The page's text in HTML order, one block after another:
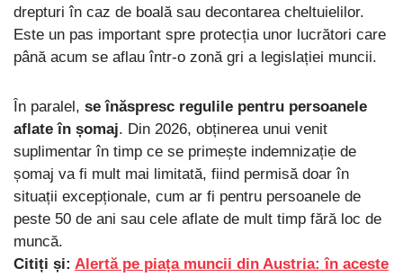
drepturi în caz de boală sau decontarea cheltuielilor.
Este un pas important spre protecția unor lucrători care
până acum se aflau într-o zonă gri a legislației muncii.
În paralel, se înăspresc regulile pentru persoanele
aflate în șomaj. Din 2026, obținerea unui venit
suplimentar în timp ce se primește indemnizație de
șomaj va fi mult mai limitată, fiind permisă doar în
situații excepționale, cum ar fi pentru persoanele de
peste 50 de ani sau cele aflate de mult timp fără loc de
muncă.
Citiți și: Alertă pe piața muncii din Austria: în aceste